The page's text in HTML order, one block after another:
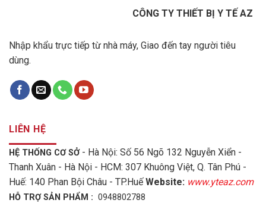
CÔNG TY THIẾT BỊ Y TẾ AZ
Nhập khẩu trực tiếp từ nhà máy, Giao đến tay người tiêu
dùng.
LIÊN HỆ
HỆ THỐNG CƠ SỞ - Hà Nội: Số 56 Ngõ 132 Nguyễn Xiển -
Thanh Xuân - Hà Nội - HCM: 307 Khuông Việt, Q. Tân Phú -
Huế: 140 Phan Bội Châu - TP.HuếWebsite: www.yteaz.com
HỖ TRỢ SẢN PHẨM : 0948802788